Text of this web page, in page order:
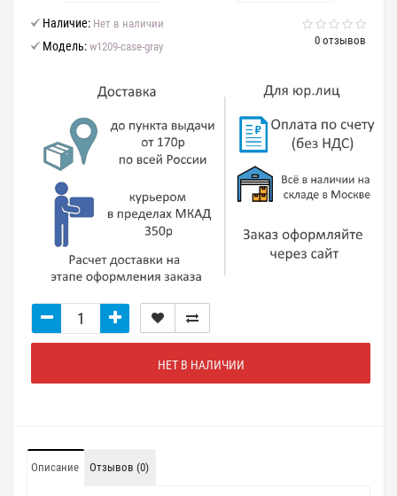
0 отзывов
Наличие: Нет в наличии
Модель: w1209-case-gray
НЕТ В НАЛИЧИИ
Описание Отзывов (0)